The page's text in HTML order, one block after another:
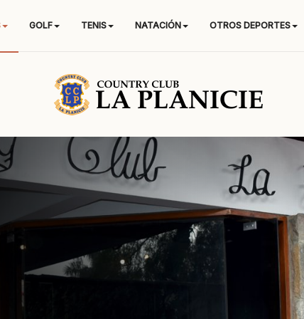
GOLF TENIS NATACIÓN OTROS DEPORTES